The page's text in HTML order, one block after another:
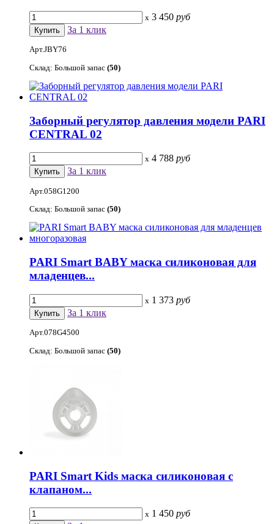
x 3 450 руб
За 1 клик
Арт.JBY76
Склад: Большой запас (50)
Заборный регулятор давления модели PARI
CENTRAL 02
x 4 788 руб
За 1 клик
Арт.058G1200
Склад: Большой запас (50)
PARI Smart BABY маска силиконовая для
младенцев...
x 1 373 руб
За 1 клик
Арт.078G4500
Склад: Большой запас (50)
PARI Smart Kids маска силиконовая с
клапаном...
x 1 450 руб